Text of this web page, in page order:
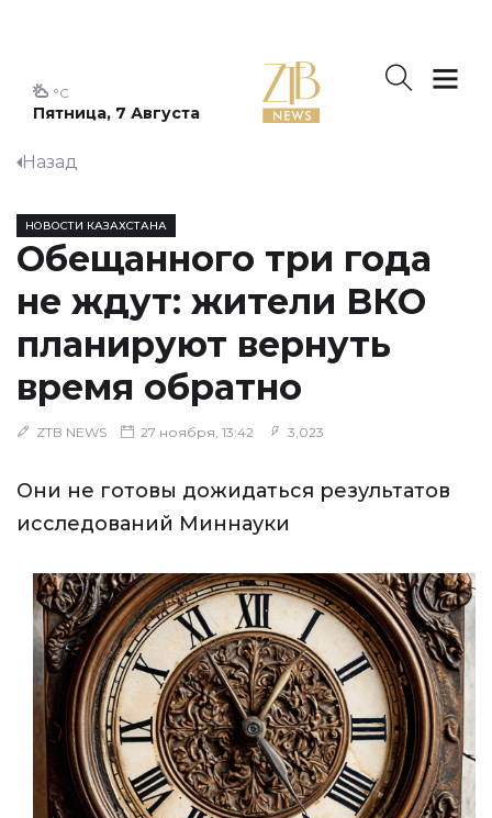
Пятница, 7 Августа
°C
Назад
НОВОСТИ КАЗАХСТАНА
Обещанного три года
не ждут: жители ВКО
планируют вернуть
время обратно
ZTB NEWS 27 ноября, 13:42 3,023
Они не готовы дожидаться результатов
исследований Миннауки